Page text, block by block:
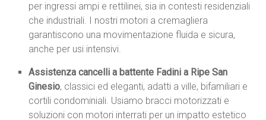
per ingressi ampi e rettilinei, sia in contesti residenziali
che industriali. I nostri motori a cremagliera
garantiscono una movimentazione fluida e sicura,
anche per usi intensivi.
Assistenza cancelli a battente Fadini a Ripe San
Ginesio, classici ed eleganti, adatti a ville, bifamiliari e
cortili condominiali. Usiamo bracci motorizzati e
soluzioni con motori interrati per un impatto estetico